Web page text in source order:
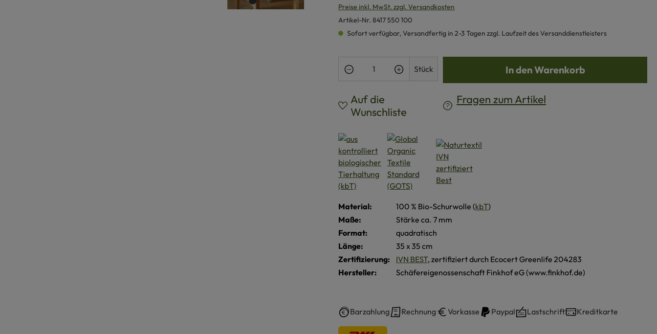
Preise inkl. MwSt. zzgl. Versandkosten
Artikel-Nr. 8417 550 100
Sofort verfügbar, Versandfertig in 2-3 Tagen zzgl. Laufzeit des Versanddienstleisters
Produkt Anzahl: Gib den gewünschten Wert ein oder
Stück In den Warenkorb
Auf die
Wunschliste
Fragen zum Artikel
Material: 100 % Bio-Schurwolle (kbT)
Maße:
Stärke ca. 7 mm
Format:
quadratisch
Länge:
35 x 35 cm
Zertifizierung:
IVN BEST, zertifiziert durch Ecocert Greenlife 204283
Hersteller:
Schäfereigenossenschaft Finkhof eG (www.finkhof.de)
Barzahlung Rechnung Vorkasse Paypal Lastschrift Kreditkarte